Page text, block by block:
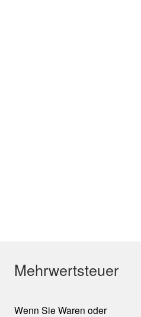
Mehrwertsteuer
Wenn Sie Waren oder